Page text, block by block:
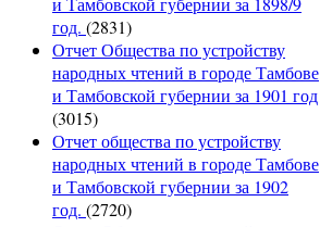
год. (2831)
Отчет Общества по устройству
народных чтений в городе Тамбове
и Тамбовской губернии за 1901 год
(3015)
Отчет общества по устройству
народных чтений в городе Тамбове
и Тамбовской губернии за 1902
год. (2720)